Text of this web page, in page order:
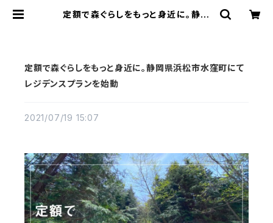
定額で森ぐらしをもっと身近に。静岡
定額で森ぐらしをもっと身近に。静岡県浜松市水窪町にて
レジデンスプランを始動
2021/07/19 15:07